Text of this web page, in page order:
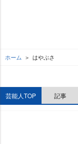
ホーム はやぶさ
芸能人TOP 記事